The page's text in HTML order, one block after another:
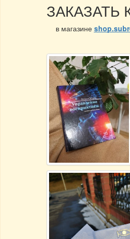
ЗАКАЗАТЬ
в магазине